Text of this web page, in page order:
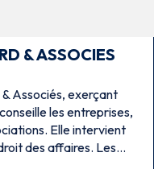
& ASSOCIES
Associés, exerçant
les entreprises,
des affaires. Les